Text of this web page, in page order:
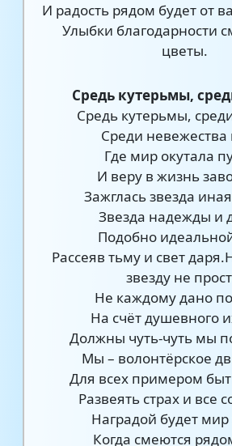
И радость рядом будет от
Улыбки благодарности
цветы.
Средь кутерьмы,
Средь кутерьмы,
Среди невежества
Где мир окутала
И веру в жизнь
Зажглась звезда
Звезда надежды и
Подобно
Рассеяв тьму и свет
звезду не
Не каждому дано
На счёт душевного
Должны чуть-чуть мы
Мы – волонтёрское
Для всех примером
Развеять страх и все
Наградой будет
Когда смеются